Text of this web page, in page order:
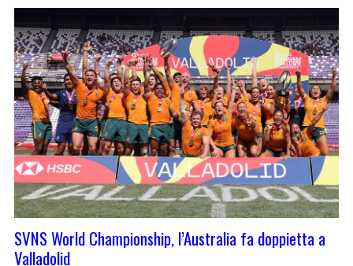
SVNS World Championship, l’Australia fa doppietta a
Valladolid